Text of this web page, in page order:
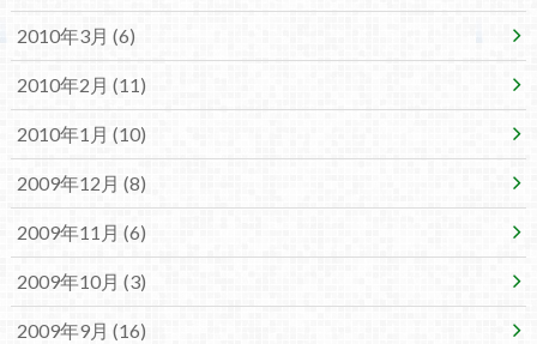
2010年3月 (6)
2010年2月 (11)
2010年1月 (10)
2009年12月 (8)
2009年11月 (6)
2009年10月 (3)
2009年9月 (16)